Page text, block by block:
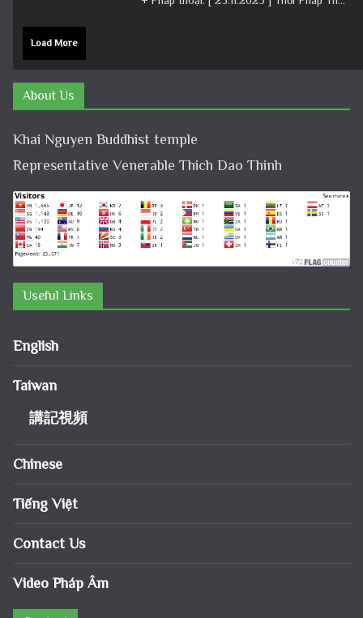
Load More
About Us
Khai Nguyen Buddhist temple
Representative Venerable Thich Dao Thinh
Useful Links
English
Taiwan
講記視頻
Chinese
Tiếng Việt
Contact Us
Video Pháp Âm